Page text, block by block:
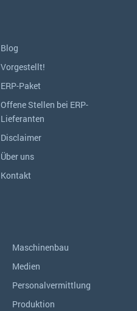
Blog
Vorgestellt!
ERP-Paket
Offene Stellen bei ERP-
Lieferanten
Disclaimer
Über uns
Kontakt
Maschinenbau
Medien
Personalvermittlung
Produktion